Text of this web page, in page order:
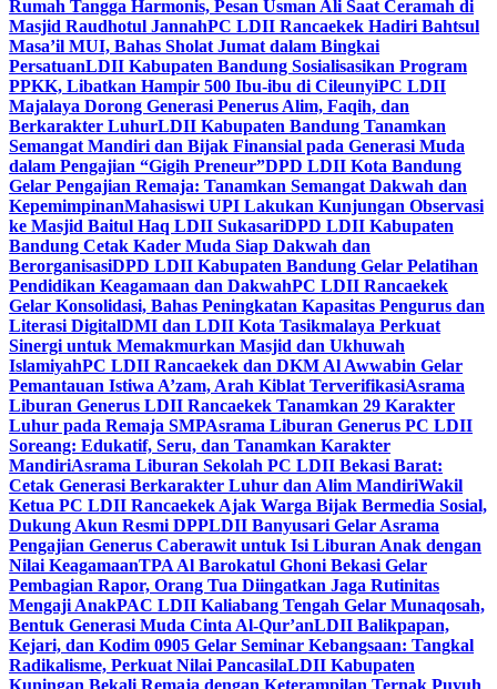
Rumah Tangga Harmonis, Pesan Usman Ali Saat Ceramah di
Masjid Raudhotul JannahPC LDII Rancaekek Hadiri Bahtsul
Masa’il MUI, Bahas Sholat Jumat dalam Bingkai
PersatuanLDII Kabupaten Bandung Sosialisasikan Program
PPKK, Libatkan Hampir 500 Ibu-ibu di CileunyiPC LDII
Majalaya Dorong Generasi Penerus Alim, Faqih, dan
Berkarakter LuhurLDII Kabupaten Bandung Tanamkan
Semangat Mandiri dan Bijak Finansial pada Generasi Muda
dalam Pengajian “Gigih Preneur”DPD LDII Kota Bandung
Gelar Pengajian Remaja: Tanamkan Semangat Dakwah dan
KepemimpinanMahasiswi UPI Lakukan Kunjungan Observasi
ke Masjid Baitul Haq LDII SukasariDPD LDII Kabupaten
Bandung Cetak Kader Muda Siap Dakwah dan
BerorganisasiDPD LDII Kabupaten Bandung Gelar Pelatihan
Pendidikan Keagamaan dan DakwahPC LDII Rancaekek
Gelar Konsolidasi, Bahas Peningkatan Kapasitas Pengurus dan
Literasi DigitalDMI dan LDII Kota Tasikmalaya Perkuat
Sinergi untuk Memakmurkan Masjid dan Ukhuwah
IslamiyahPC LDII Rancaekek dan DKM Al Awwabin Gelar
Pemantauan Istiwa A’zam, Arah Kiblat TerverifikasiAsrama
Liburan Generus LDII Rancaekek Tanamkan 29 Karakter
Luhur pada Remaja SMPAsrama Liburan Generus PC LDII
Soreang: Edukatif, Seru, dan Tanamkan Karakter
MandiriAsrama Liburan Sekolah PC LDII Bekasi Barat:
Cetak Generasi Berkarakter Luhur dan Alim MandiriWakil
Ketua PC LDII Rancaekek Ajak Warga Bijak Bermedia Sosial,
Dukung Akun Resmi DPPLDII Banyusari Gelar Asrama
Pengajian Generus Caberawit untuk Isi Liburan Anak dengan
Nilai KeagamaanTPA Al Barokatul Ghoni Bekasi Gelar
Pembagian Rapor, Orang Tua Diingatkan Jaga Rutinitas
Mengaji AnakPAC LDII Kaliabang Tengah Gelar Munaqosah,
Bentuk Generasi Muda Cinta Al-Qur’anLDII Balikpapan,
Kejari, dan Kodim 0905 Gelar Seminar Kebangsaan: Tangkal
Radikalisme, Perkuat Nilai PancasilaLDII Kabupaten